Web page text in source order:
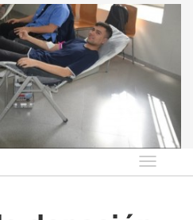
Idioma